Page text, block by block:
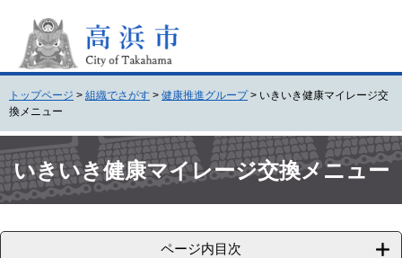
頭
。
飛
て
本
文
トップページ > 組織でさがす > 健康推進グループ > いきいき健康マイレージ交
換メニュー
文 いきいき健康マイレージ交換メニュー
ページ内目次